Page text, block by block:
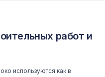
работ и
используются как в